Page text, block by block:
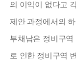
의 이익이 없다고
제안 과정에서의
부채납은 정비구역
로 인한 정비구역